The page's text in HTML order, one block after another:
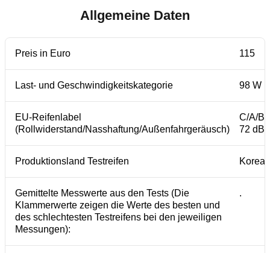
Allgemeine Daten
Preis in Euro 115
Last- und Geschwindigkeitskategorie 98 W
EU-Reifenlabel
(Rollwiderstand/Nasshaftung/Außenfahrgeräusch)
C/A/B
72 dB
Produktionsland Testreifen Korea
Gemittelte Messwerte aus den Tests (Die
Klammerwerte zeigen die Werte des besten und
des schlechtesten Testreifens bei den jeweiligen
Messungen):
.